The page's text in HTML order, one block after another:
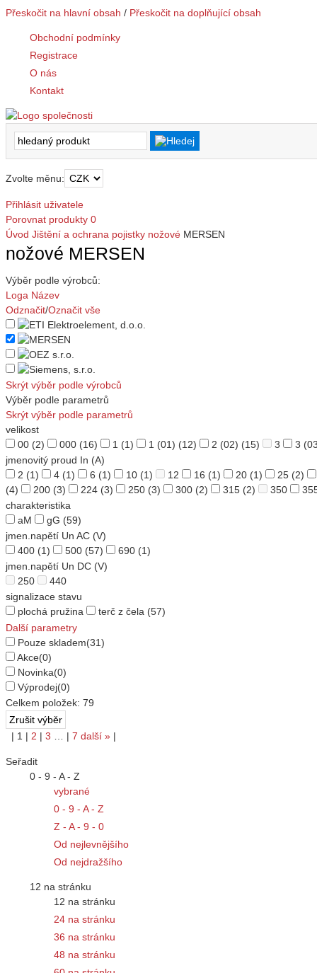
Přeskočit na hlavní obsah / Přeskočit na doplňující obsah
Obchodní podmínky
Registrace
O nás
Kontakt
Zvolte měnu:
Přihlásit uživatele
Porovnat produkty 0
Úvod Jištění a ochrana pojistky nožové MERSEN
nožové MERSEN
Výběr podle výrobců:
Loga Název
Odznačit/Označit vše
Skrýt výběr podle výrobců
Výběr podle parametrů
Skrýt výběr podle parametrů
velikost
00 (2) 000 (16) 1 (1) 1 (01) (12) 2 (02) (15) 3
3
jmenovitý proud In (A)
2 (1) 4 (1) 6 (1) 10 (1) 12 16 (1) 20 (1) 25 (2)
(4)
200 (3) 224 (3) 250 (3) 300 (2) 315 (2) 350
charakteristika
aM
gG (59)
jmen.napětí Un AC (V)
400 (1) 500 (57) 690 (1)
jmen.napětí Un DC (V)
250
440
signalizace stavu
plochá pružina
terč z čela (57)
Další parametry
Pouze skladem(31)
Akce(0)
Novinka(0)
Výprodej(0)
Celkem položek: 79
| 1 | 2 | 3 … | 7 další » |
Seřadit
0 - 9 - A - Z
vybrané
0 - 9 - A - Z
Z - A - 9 - 0
Od nejlevnějšího
Od nejdražšího
12 na stránku
12 na stránku
24 na stránku
36 na stránku
48 na stránku